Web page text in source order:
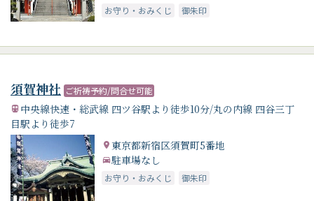
お守り・おみくじ 御朱印
須賀神社 ご祈祷予約/問合せ可能
中央線快速・総武線 四ツ谷駅より徒歩10分/丸の内線 四谷三丁
目駅より徒歩7
東京都新宿区須賀町5番地
駐車場なし
お守り・おみくじ 御朱印